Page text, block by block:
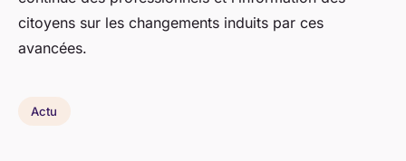
citoyens sur les changements induits par ces
avancées.
Actu